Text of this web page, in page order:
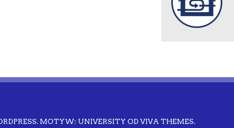
MOTYW: UNIVERSITY OD VIVA THEMES.